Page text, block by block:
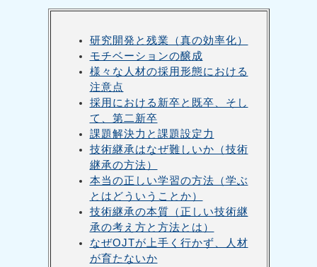
研究開発と残業（真の効率化）
モチベーションの醸成
様々な人材の採用形態における
注意点
採用における新卒と既卒、そし
て、第二新卒
課題解決力と課題設定力
技術継承はなぜ難しいか（技術
継承の方法）
本当の正しい学習の方法（学ぶ
とはどういうことか）
技術継承の本質（正しい技術継
承の考え方と方法とは）
なぜOJTが上手く行かず、人材
が育たないか